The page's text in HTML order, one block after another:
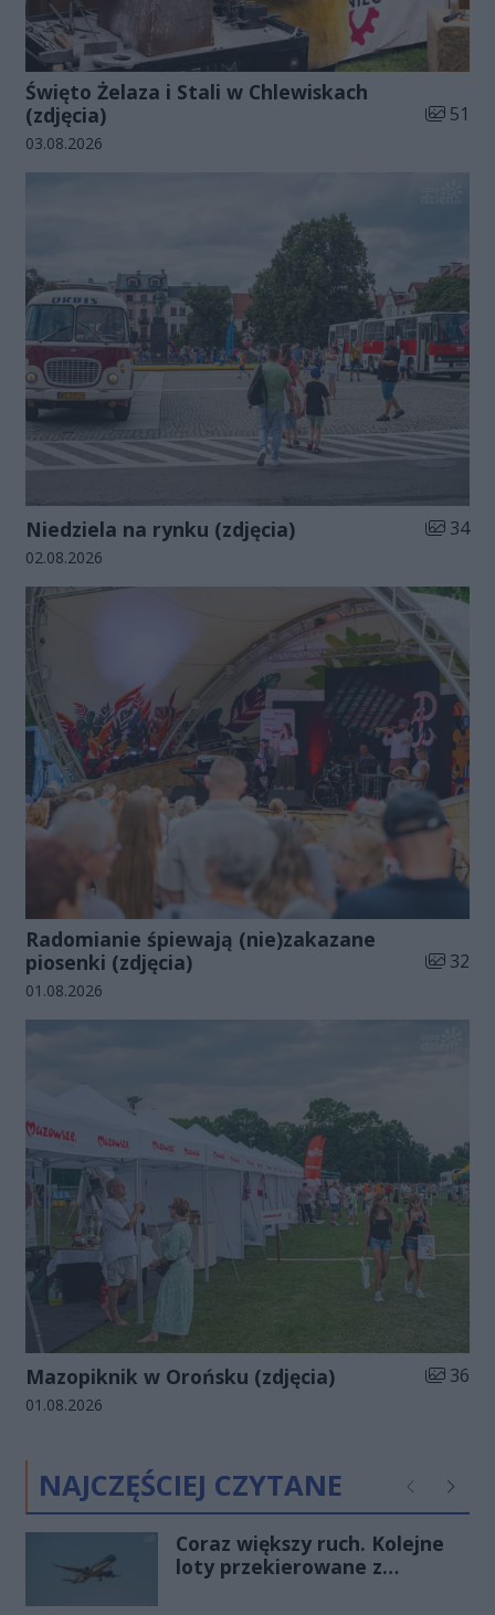
Święto Żelaza i Stali w Chlewiskach
(zdjęcia)
Liczba
51
Data dodania galerii:
03.08.2026
Niedziela na rynku (zdjęcia) Liczba
34
Data dodania galerii:
02.08.2026
Radomianie śpiewają (nie)zakazane
piosenki (zdjęcia)
Liczba
32
Data dodania galerii:
01.08.2026
Mazopiknik w Orońsku (zdjęcia) Liczba
36
Data dodania galerii:
01.08.2026
NAJCZĘŚCIEJ CZYTANE Poprzednie
Coraz większy ruch. Kolejne
loty przekierowane z